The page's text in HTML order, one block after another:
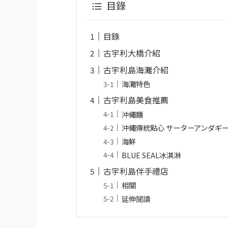
目錄
目錄
古宇利大橋介紹
古宇利島海灘介紹
海灘特色
古宇利島美食推薦
沖繩麵
沖繩傳統點心 サーターアンダギ
海鮮
BLUE SEAL冰淇淋
古宇利島伴手禮店
相關
延伸閱讀